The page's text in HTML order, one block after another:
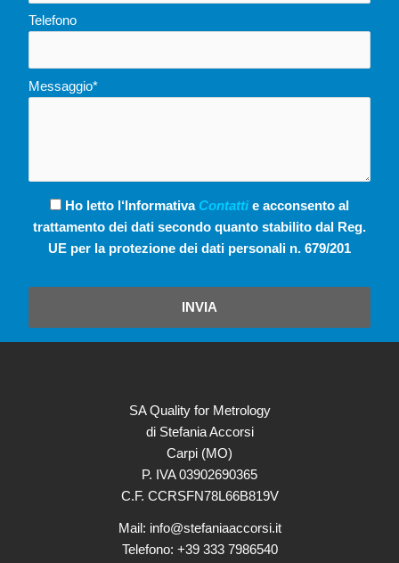
Telefono
Messaggio*
Ho letto l‘Informativa Contattie acconsento al
trattamento dei dati secondo quanto stabilito dal Reg.
UE per la protezione dei dati personali n. 679/201
INVIA
SA Quality for Metrology
di Stefania Accorsi
Carpi (MO)
P. IVA 03902690365
C.F. CCRSFN78L66B819V
Mail: info@stefaniaaccorsi.it
Telefono: +39 333 7986540